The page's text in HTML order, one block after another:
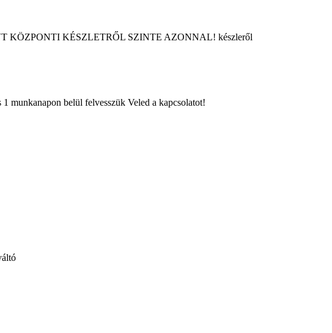
KÖZPONTI KÉSZLETRŐL SZINTE AZONNAL! készleről
munkanapon belül felvesszük Veled a kapcsolatot!